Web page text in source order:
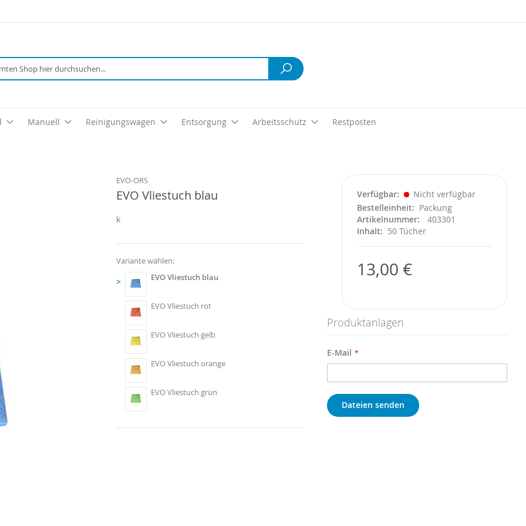
Suche
Suche
Manuell Reinigungswagen Entsorgung Arbeitsschutz Restposten
EVO-ORS
EVO Vliestuch blau
k
Variante wählen:
> EVO Vliestuch blau
EVO Vliestuch rot
EVO Vliestuch gelb
EVO Vliestuch orange
EVO Vliestuch grün
Verfügbar
Nicht verfügbar
Bestelleinheit
Packung
Artikelnummer
403301
Inhalt
50 Tücher
13,00 €
Produktanlagen
E-Mail
Dateien senden